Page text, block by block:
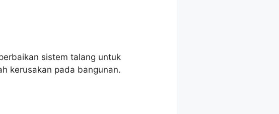
sistem talang untuk
kerusakan pada bangunan.